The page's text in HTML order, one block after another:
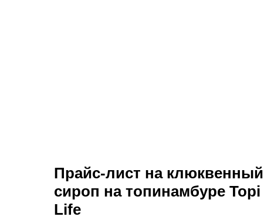
Прайс-лист на клюквенный
сироп на топинамбуре Topi
Life